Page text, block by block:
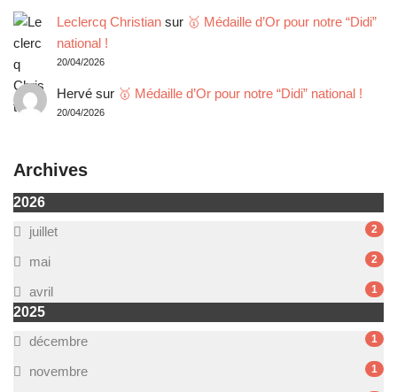
Leclercq Christiansur 🥇 Médaille d’Or pour notre “Didi”
national !
20/04/2026
Hervésur 🥇 Médaille d’Or pour notre “Didi” national !
20/04/2026
Archives
2026
juillet
2
mai 2
avril 1
2025
décembre
1
novembre 1